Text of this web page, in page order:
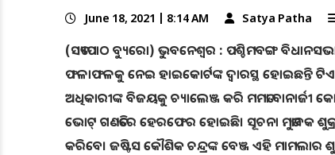
June 18, 2021 | 8:14 AM Satya Patha
(ସତ୍ୟପାଠ ବ୍ୟୁରୋ) ଭୁବନେଶ୍ୱର : ପଶ୍ଚିମବଙ୍ଗ ବିଧାନସଭା
ଫଳାଫଳକୁ ନେଇ ହାଇକୋର୍ଟଙ୍କ ଦ୍ୱାରସ୍ଥ ହୋଇଛନ୍ତି ଟିଏମସି
ଅଧିକାରୀଙ୍କ ବିଜୟକୁ ଚ୍ୟାଲେଞ୍ଜ କରି ମମତା ବାନାର୍ଜୀ
ଭୋଟ୍ ଗଣତିରେ ହେରଫେର ହୋଇଛି। ସୂଚନା ମୁତାବକ
କରିବେ। ଜଷ୍ଟିସ କୌଶିକ ଚନ୍ଦ୍ରଙ୍କ ବେଞ୍ଜ ଏହି ମାମଲାର